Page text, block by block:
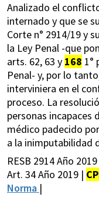
Analizado el
internado y que se
Corte n° 2914/19 y
la Ley Penal -que
arts. 62, 63 y 168 1°
Penal- y, por lo
interviniera en el
proceso. La
personas incapaces
médico padecido
a la inimputabilidad
RESB 2914 Año
Art. 34 Año 2019 |
Norma |